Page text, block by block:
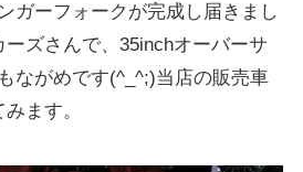
ガーフォークが完成し届きまし
ズさんで、35inchオーバーサ
ながめです(^_^;)当店の販売車
ます。